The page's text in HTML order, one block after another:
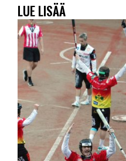
LUE LISÄÄ